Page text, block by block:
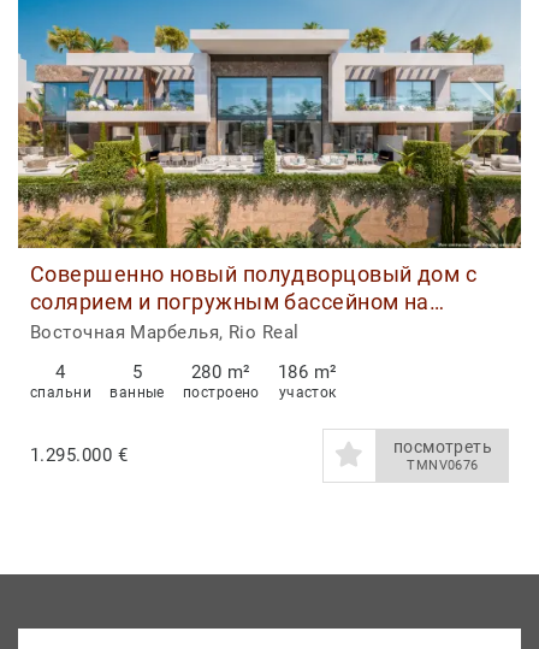
Совершенно новый полудворцовый дом с
солярием и погружным бассейном на
продажу в The List, Рио-Реал, Марбелья Ист
Восточная Марбелья, Rio Real
4
спальни
5
ванные
280 m²
построено
186 m²
участок
1.295.000 € посмотреть
TMNV0676